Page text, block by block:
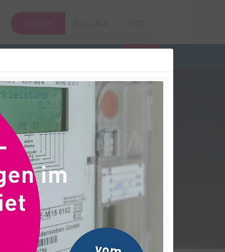
KUNDEN ROLLI-BAD NETZ